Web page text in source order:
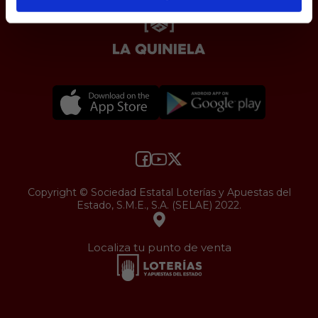
Copyright © Sociedad Estatal Loterías y Apuestas del
Estado, S.M.E., S.A. (SELAE) 2022.
Localiza tu punto de venta